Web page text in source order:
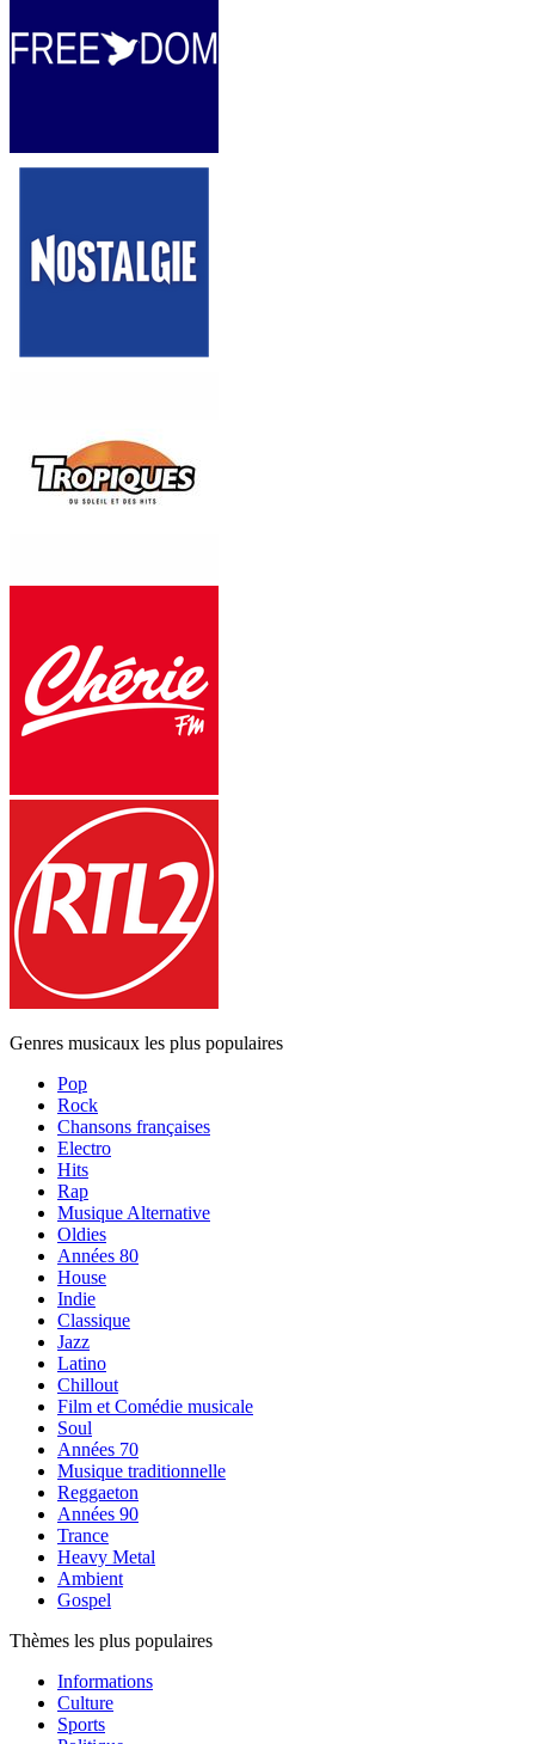
Genres musicaux les plus populaires
Pop
Rock
Chansons françaises
Electro
Hits
Rap
Musique Alternative
Oldies
Années 80
House
Indie
Classique
Jazz
Latino
Chillout
Film et Comédie musicale
Soul
Années 70
Musique traditionnelle
Reggaeton
Années 90
Trance
Heavy Metal
Ambient
Gospel
Thèmes les plus populaires
Informations
Culture
Sports